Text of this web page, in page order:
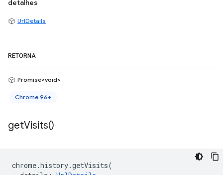
detalhes
UrlDetails
RETORNA
Promise<void>
Chrome 96+
getVisits()
chrome.history.getVisits(